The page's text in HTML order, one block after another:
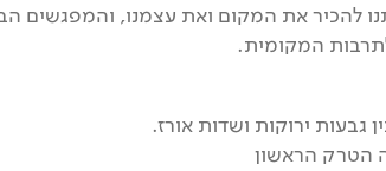
להכיר את המקום ואת עצמנו, והמפגשים
המקומית.
גבעות ירוקות ושדות אורז.
הטרק הראשון